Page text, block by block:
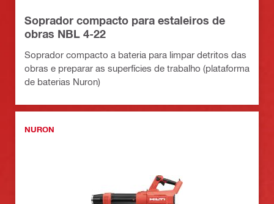
Soprador compacto para estaleiros de
obras NBL 4-22
Soprador compacto a bateria para limpar detritos das
obras e preparar as superfícies de trabalho (plataforma
de baterias Nuron)
NURON